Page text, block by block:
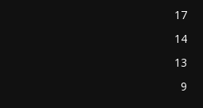
17
14
13
9